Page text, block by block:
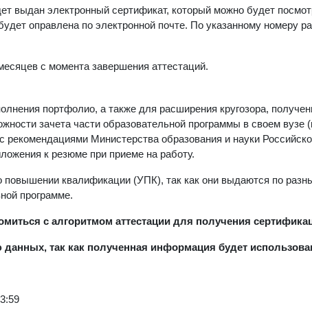
электронный сертификат, который можно будет
оправлена по электронной почте. По указанному номеру
с момента завершения аттестаций.
портфолио, а также для расширения кругозора,
зачета части образовательной программы в своем
рекомендациями Министерства образования и науки
к резюме при приеме на работу.
повышении квалификации (УПК), так как они выдаются по
программе.
с алгоритмом аттестации для получения
данных, так как полученная информация будет